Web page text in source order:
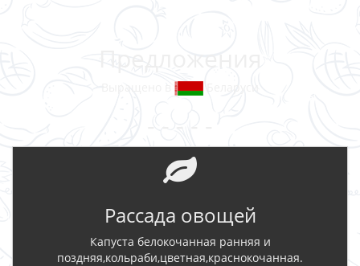
Рассада овощей
Капуста белокочанная ранняя и
поздняя,кольраби,цветная,краснокочанная.